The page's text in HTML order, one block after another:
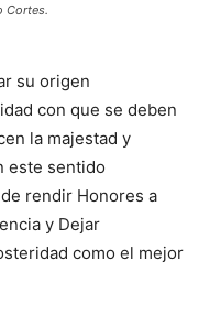
Cortes.
su origen
con que se deben
la majestad y
este sentido
rendir Honores a
y Dejar
como el mejor